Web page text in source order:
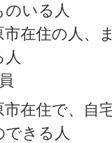
のいる人
市在住の人、
人
市在住で、自
できる人